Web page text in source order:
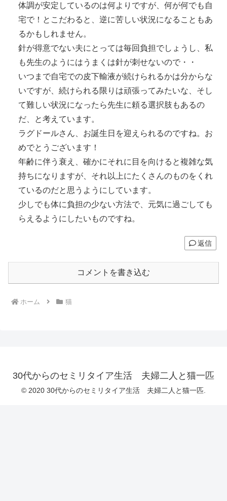
体調が安定しているのは何よりですが、何が何でも自
宅で！とこだわると、逆に苦しい状況になることもあ
るかもしれません。
針が得意でない夫にとっては毎回負担でしょうし、私
も先生のようにはうまくは針が刺せないので・・
いつまで自宅での皮下輸液が続けられるかは分からな
いですが、続けられる限りは頑張ってみたいな、そし
て難しい状況になったら先生に頼る選択肢もあるの
だ、と考えています。
ラグドールさん、お誕生日を迎えられるのですね。お
めでとうございます！
年齢に伴う衰え、確かにそれに目を向けると複雑な気
持ちになりますが、それ以上にたくさんのものをくれ
ているのだと思うようにしています。
少しでも体に負担の少ない方法で、元気に過ごしても
らえるようにしたいものですね。
返信
コメントを書き込む
ホーム 猫
30代からのセミリタイア生活 夫婦二人と猫一匹
© 2020 30代からのセミリタイア生活 夫婦二人と猫一匹.